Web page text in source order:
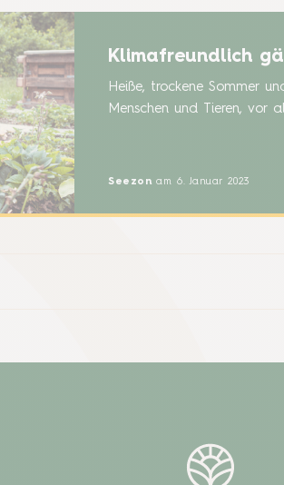
Klimafreundlich
Heiße, trockene Sommer
Menschen und Tieren, vor
Füßen im Winter. Zarte
Tomaten und Äpfeln […]
Seezon am 6. Januar 2023